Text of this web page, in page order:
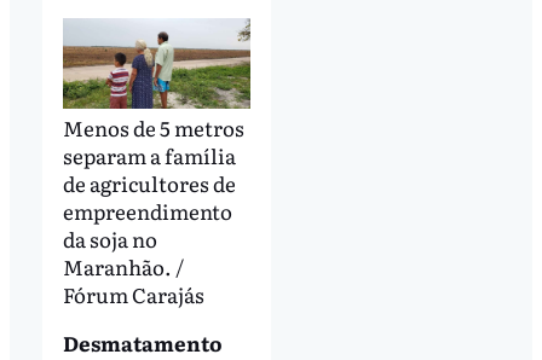
Menos de 5 metros
separam a família
de agricultores de
empreendimento
da soja no
Maranhão. /
Fórum Carajás
Desmatamento